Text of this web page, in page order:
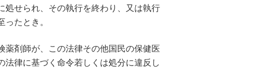
せられ、その執行を終わり、又は執行
たとき。
剤師が、この法律その他国民の保健医
律に基づく命令若しくは処分に違反し